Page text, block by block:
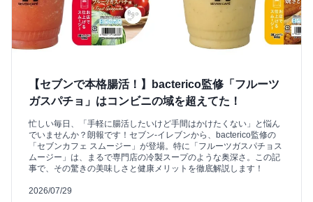
【セブンで本格腸活！】bacterico監修「フルーツ
ガスパチョ」はコンビニの域を超えてた！
忙しい毎日、「手軽に腸活したいけど手間はかけたくない」と悩ん
でいませんか？朗報です！セブン‐イレブンから、bacterico監修の
「セブンカフェ スムージー」が登場。特に「フルーツガスパチョス
ムージー」は、まるで専門店の冷製スープのような奥深さ。この記
事で、その驚きの美味しさと健康メリットを徹底解説します！
2026/07/29